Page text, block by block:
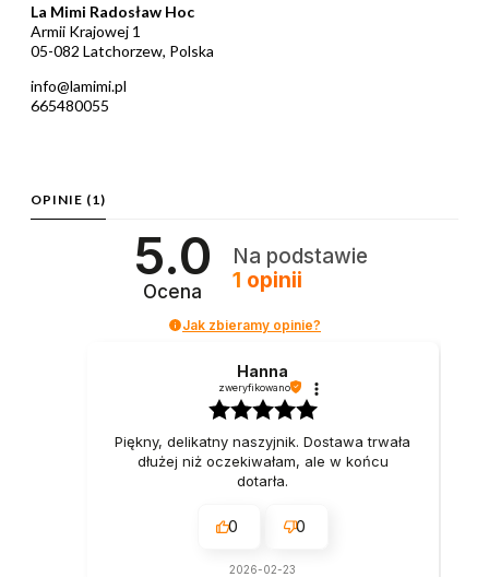
La Mimi Radosław Hoc
Armii Krajowej 1
05-082 Latchorzew, Polska
info@lamimi.pl
665480055
OPINIE (1)
5.0
Ocena
Na podstawie
1 opinii
Jak zbieramy opinie?
Hanna
zweryfikowano
Piękny, delikatny naszyjnik. Dostawa trwała
dłużej niż oczekiwałam, ale w końcu
dotarła.
0 0
2026-02-23